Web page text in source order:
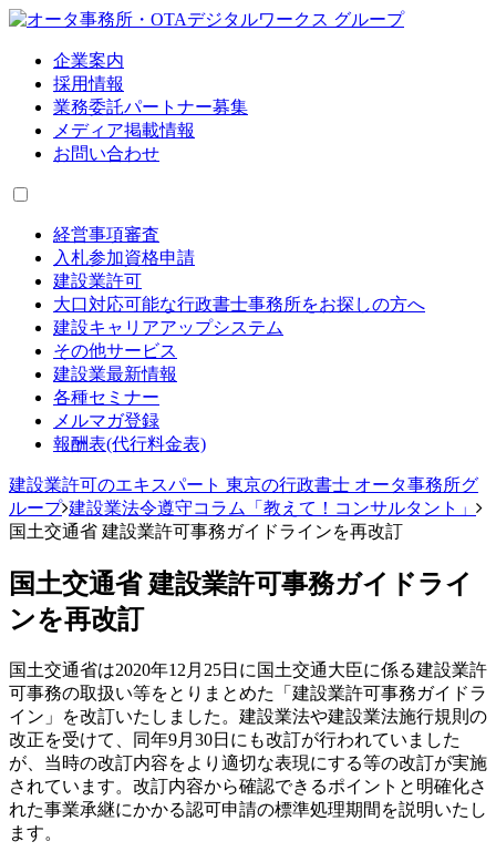
企業案内
採用情報
業務委託パートナー募集
メディア掲載情報
お問い合わせ
経営事項審査
入札参加資格申請
建設業許可
大口対応可能な行政書士事務所をお探しの方へ
建設キャリアアップシステム
その他サービス
建設業最新情報
各種セミナー
メルマガ登録
報酬表(代行料金表)
建設業許可のエキスパート 東京の行政書士 オータ事務所グ
ループ 建設業法令遵守コラム「教えて！コンサルタント」
国土交通省 建設業許可事務ガイドラインを再改訂
国土交通省 建設業許可事務ガイドライ
ンを再改訂
国土交通省は2020年12月25日に国土交通大臣に係る建設業許
可事務の取扱い等をとりまとめた「建設業許可事務ガイドラ
イン」を改訂いたしました。建設業法や建設業法施行規則の
改正を受けて、同年9月30日にも改訂が行われていました
が、当時の改訂内容をより適切な表現にする等の改訂が実施
されています。改訂内容から確認できるポイントと明確化さ
れた事業承継にかかる認可申請の標準処理期間を説明いたし
ます。